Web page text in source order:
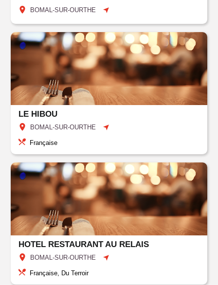
BOMAL-SUR-OURTHE
LE HIBOU
BOMAL-SUR-OURTHE
Française
HOTEL RESTAURANT AU RELAIS
BOMAL-SUR-OURTHE
Française, Du Terroir